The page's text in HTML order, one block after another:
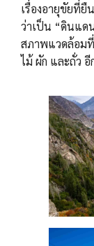
เรื่องอายุขัยที่
ว่าเป็น “ดินแด
สภาพแวดล้อม
ไม้ ผัก และถั่ว อี